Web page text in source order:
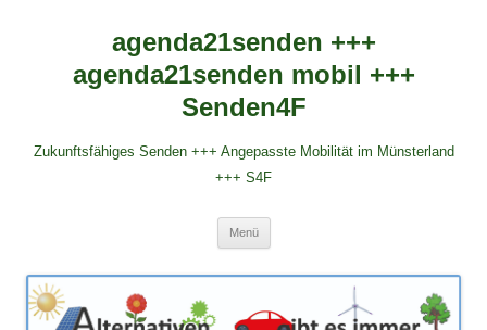
agenda21senden +++
agenda21senden mobil +++
Senden4F
Zukunftsfähiges Senden +++ Angepasste Mobilität im Münsterland
+++ S4F
Menü